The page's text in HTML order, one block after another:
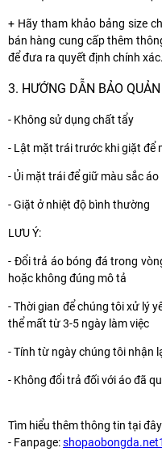
+ Hãy tham khảo bảng size
bán hàng cung cấp thêm
để đưa ra quyết định chính xác.
3. HƯỚNG DẪN BẢO QUẢN
- Không sử dụng chất tẩy
- Lật mặt trái trước khi giặt để
- Ủi mặt trái để giữ màu sắc áo
- Giặt ở nhiệt độ bình thường
LƯU Ý:
- Đổi trả áo bóng đá trong
hoặc không đúng mô tả
- Thời gian để chúng tôi xử lý
thể mất từ 3-5 ngày làm việc
- Tính từ ngày chúng tôi nhận
- Không đổi trả đối với áo đã
Tìm hiểu thêm thông tin tại
- Fanpage:shopaobongda.net1